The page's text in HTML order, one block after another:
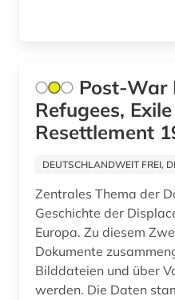
frühe neuzeit (1)
gebäude (1)
gefahrgut (1)
gegenwart (1)
Post-War
Refugees,
Resettlement
DEUTSCHLANDWEIT FREI,
Zentrales Thema der
Geschichte der
Europa. Zu diesem
Dokumente
Bilddateien und über
werden. Die Daten